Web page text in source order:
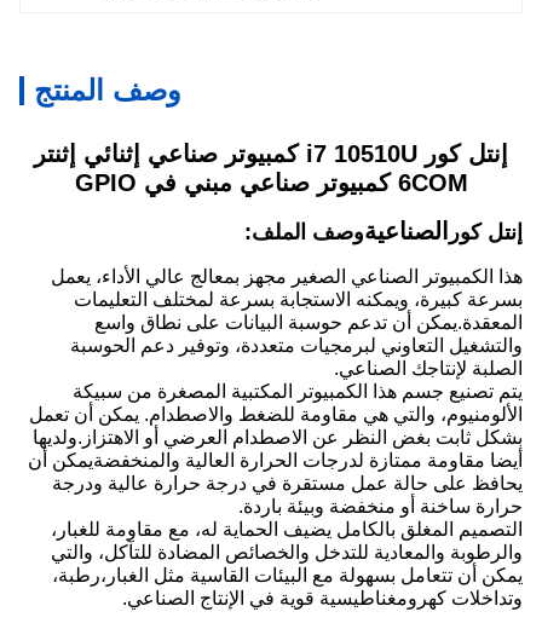
وصف المنتج
إنتل كور i7 10510U كمبيوتر صناعي إثنائي إثنتر
6COM كمبيوتر صناعي مبني في GPIO
إنتل كورالصناعيةوصف الملف:
هذا الكمبيوتر الصناعي الصغير مجهز بمعالج عالي الأداء، يعمل
بسرعة كبيرة، ويمكنه الاستجابة بسرعة لمختلف التعليمات
المعقدة.يمكن أن تدعم حوسبة البيانات على نطاق واسع
والتشغيل التعاوني لبرمجيات متعددة، وتوفير دعم الحوسبة
الصلبة لإنتاجك الصناعي.
يتم تصنيع جسم هذا الكمبيوتر المكتبية المصغرة من سبيكة
الألومنيوم، والتي هي مقاومة للضغط والاصطدام. يمكن أن تعمل
بشكل ثابت بغض النظر عن الاصطدام العرضي أو الاهتزاز.ولديها
أيضا مقاومة ممتازة لدرجات الحرارة العالية والمنخفضةيمكن أن
يحافظ على حالة عمل مستقرة في درجة حرارة عالية ودرجة
حرارة ساخنة أو منخفضة وبيئة باردة.
التصميم المغلق بالكامل يضيف الحماية له، مع مقاومة للغبار،
والرطوبة والمعادية للتدخل والخصائص المضادة للتآكل، والتي
يمكن أن تتعامل بسهولة مع البيئات القاسية مثل الغبار،رطبة،
وتداخلات كهرومغناطيسية قوية في الإنتاج الصناعي.